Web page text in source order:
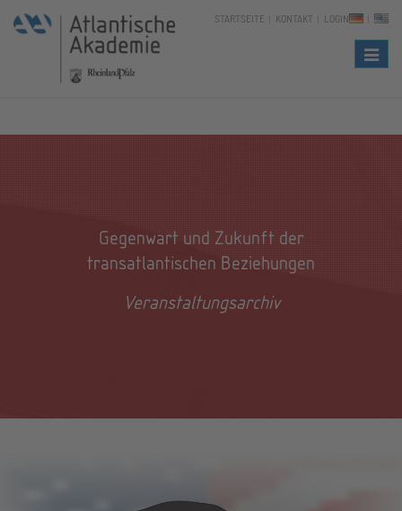
STARTSEITE KONTAKT LOGIN
Gegenwart und Zukunft der
transatlantischen Beziehungen
Veranstaltungsarchiv